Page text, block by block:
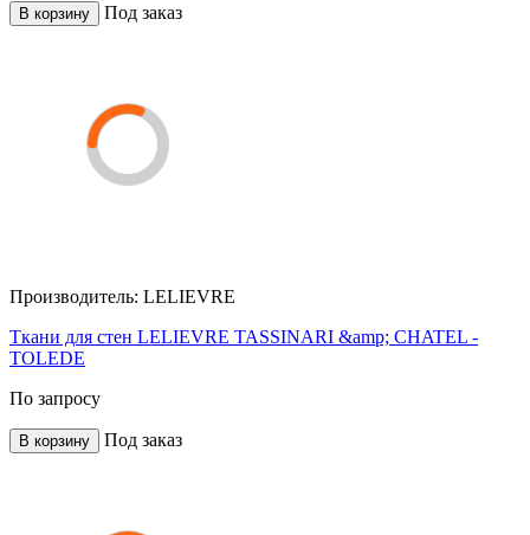
В корзину Под заказ
Производитель: LELIEVRE
Ткани для стен LELIEVRE TASSINARI &amp; CHATEL -
TOLEDE
По запросу
В корзину Под заказ